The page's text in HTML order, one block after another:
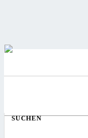
SUCHEN